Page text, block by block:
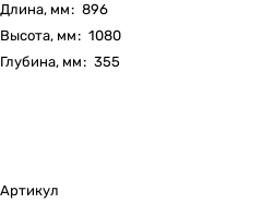
Длина, мм: 896
Высота, мм: 1080
Глубина, мм: 355
Артикул